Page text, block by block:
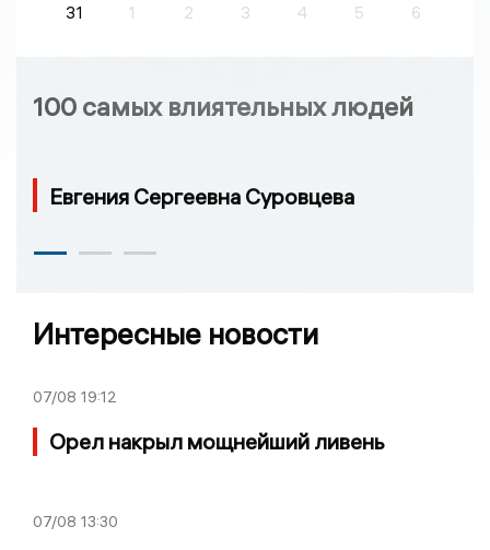
31
1 2 3 4 5 6
100 самых влиятельных людей
Евгения Сергеевна Суровцева
Интересные новости
07/08 19:12
Орел накрыл мощнейший ливень
07/08 13:30